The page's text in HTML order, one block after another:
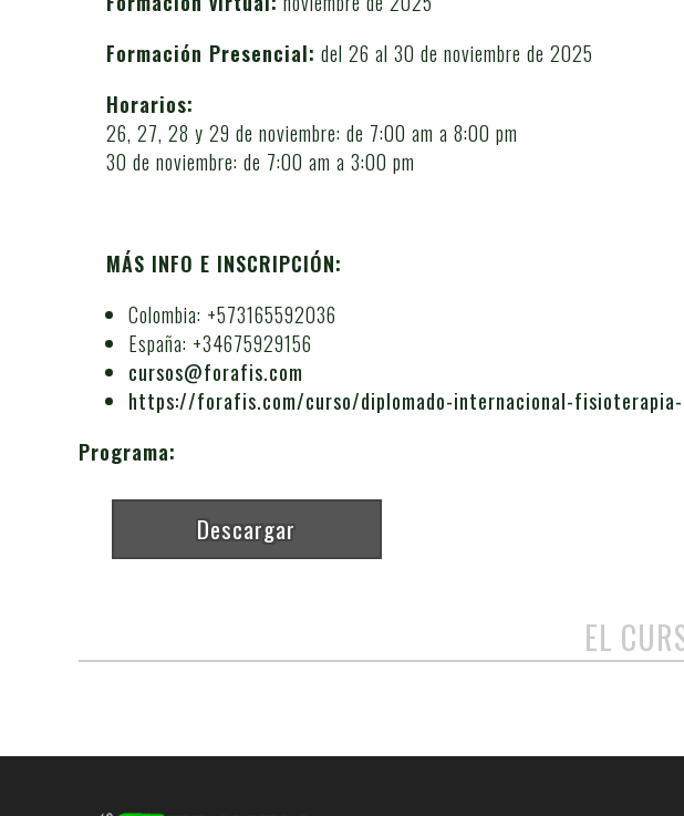
Formación Presencial: del 26 al 30 de noviembre de 2025
Horarios:
26, 27, 28 y 29 de noviembre: de 7:00 am a 8:00 pm
30 de noviembre: de 7:00 am a 3:00 pm
MÁS INFO E INSCRIPCIÓN:
Colombia: +573165592036
España: +34675929156
cursos@forafis.com
https://forafis.com/curso/diplomado-internacional-fisioterapia-
Programa:
Descargar
EL